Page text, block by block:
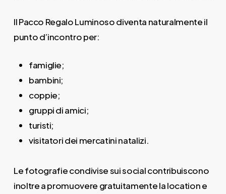
Il Pacco Regalo Luminoso diventa naturalmente il
punto d’incontro per:
famiglie;
bambini;
coppie;
gruppi di amici;
turisti;
visitatori dei mercatini natalizi.
Le fotografie condivise sui social contribuiscono
inoltre a promuovere gratuitamente la location e